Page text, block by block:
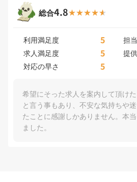
総合4.8
利用満足度 5 担
求人満足度 5 提
対応の早さ 5
希望にそった求人を案内して頂け
と言う事もあり、不安な気持ちや
たことに感謝しかありません。本
ました。